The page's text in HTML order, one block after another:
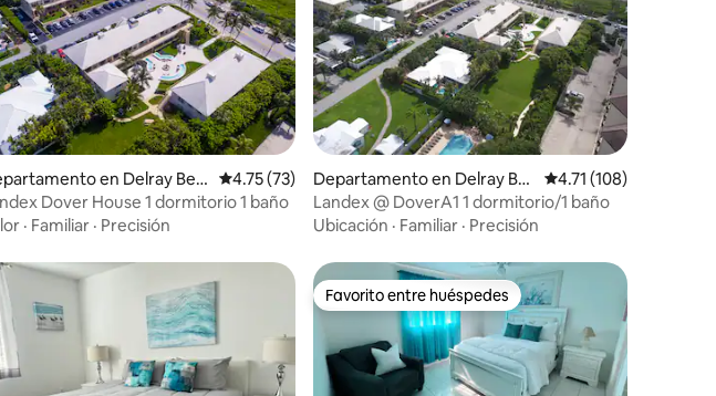
4.78 de 5; 32 evaluaciones
en Delray Bea
Calificación promedio: 4.75 de 5; 73 evaluaciones
4.75 (73)
Dover House 1 dormitorio 1 baño
· Familiar · Precisión
Departamento en Delray Be
ach
Calificación promedio:
4.71 (108)
Landex @ DoverA1 1 dormitorio/1 baño
Ubicación · Familiar · Precisión
Favorito entre huéspedes
Favorito entre huéspedes